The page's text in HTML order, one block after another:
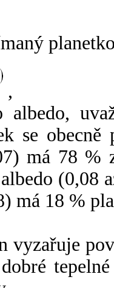
,
albedo,
se
má 78 %
(0,08
má 18 %
vyzařuje